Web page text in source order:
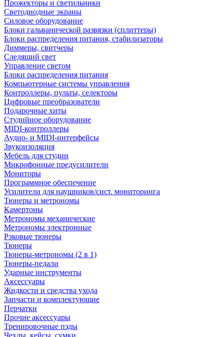
Прожекторы и светильники
Светодиодные экраны
Силовое оборудование
Блоки гальванической развязки (сплиттеры)
Блоки распределения питания, стабилизаторы
Диммеры, свитчеры
Следящий свет
Управление светом
Блоки распределения питания
Компьютерные системы управления
Контроллеры, пульты, селекторы
Цифровые преобразователи
Подарочные хиты
Студийное оборудование
MIDI-контроллеры
Аудио- и MIDI-интерфейсы
Звукоизоляция
Мебель для студии
Микрофонные предусилители
Мониторы
Программное обеспечение
Усилители для наушников/сист. мониторинга
Тюнеры и метрономы
Камертоны
Метрономы механические
Метрономы электронные
Рэковые тюнеры
Тюнеры
Тюнеры-метрономы (2 в 1)
Тюнеры-педали
Ударные инструменты
Аксессуары
Жидкости и средства ухода
Запчасти и комплектующие
Перчатки
Прочие аксессуары
Тренировочные пэды
Чехлы, кейсы, сумки